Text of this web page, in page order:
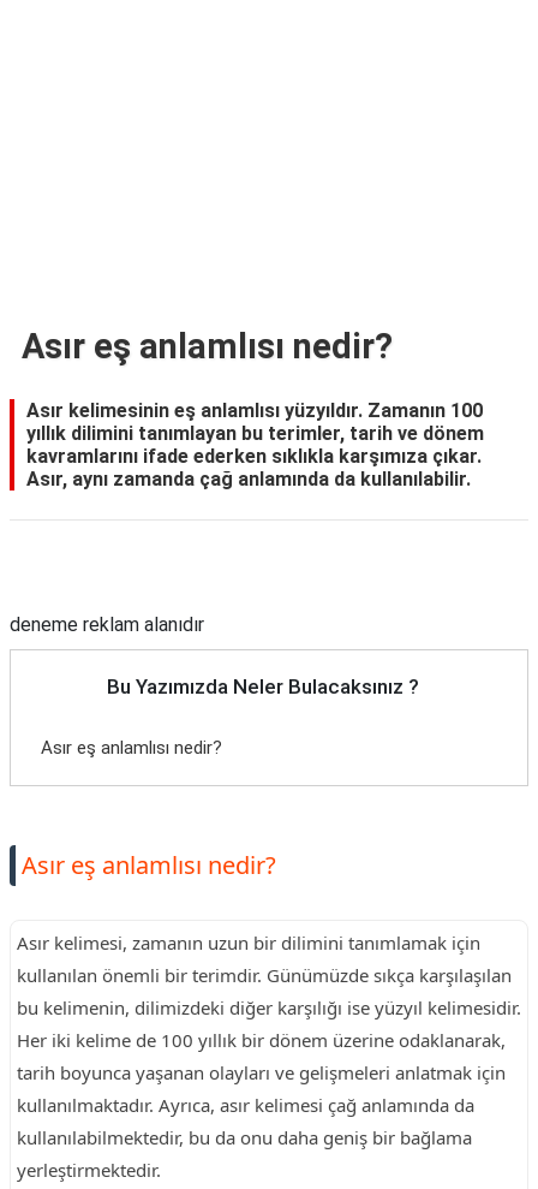
Asır eş anlamlısı nedir?
Asır kelimesinin eş anlamlısı yüzyıldır. Zamanın 100
yıllık dilimini tanımlayan bu terimler, tarih ve dönem
kavramlarını ifade ederken sıklıkla karşımıza çıkar.
Asır, aynı zamanda çağ anlamında da kullanılabilir.
deneme reklam alanıdır
Bu Yazımızda Neler Bulacaksınız ?
Asır eş anlamlısı nedir?
Asır eş anlamlısı nedir?
Asır kelimesi, zamanın uzun bir dilimini tanımlamak için
kullanılan önemli bir terimdir. Günümüzde sıkça karşılaşılan
bu kelimenin, dilimizdeki diğer karşılığı ise yüzyıl kelimesidir.
Her iki kelime de 100 yıllık bir dönem üzerine odaklanarak,
tarih boyunca yaşanan olayları ve gelişmeleri anlatmak için
kullanılmaktadır. Ayrıca, asır kelimesi çağ anlamında da
kullanılabilmektedir, bu da onu daha geniş bir bağlama
yerleştirmektedir.